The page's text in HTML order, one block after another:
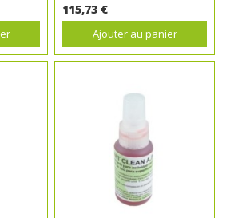
115,73 €
Ajouter au panier